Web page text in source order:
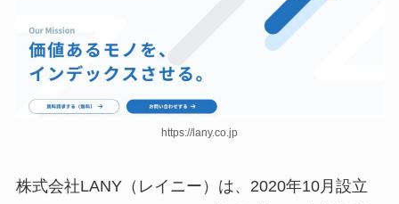
https://lany.co.jp
株式会社LANY（レイニー）は、2020年10月設立